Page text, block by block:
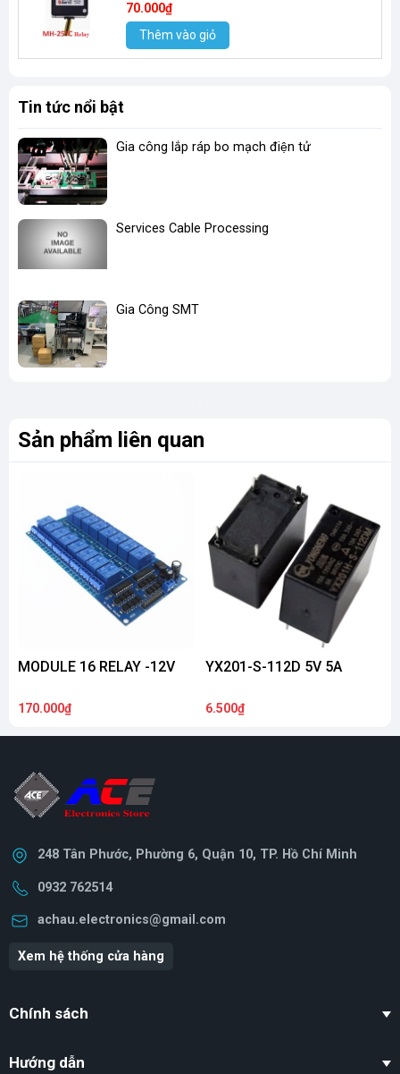
70.000₫
Thêm vào giỏ
Tin tức nổi bật
Gia công lắp ráp bo mạch điện tử
Services Cable Processing
Gia Công SMT
Sản phẩm liên quan
MODULE 16 RELAY -12V
170.000₫
YX201-S-112D 5V 5A
6.500₫
248 Tân Phước, Phường 6, Quận 10, TP. Hồ Chí Minh
0932 762514
achau.electronics@gmail.com
Xem hệ thống cửa hàng
Chính sách
Hướng dẫn